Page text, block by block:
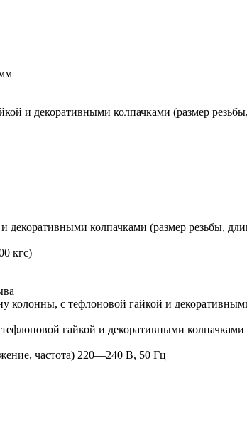
и декоративными колпачками (размер
декоративными колпачками (размер резьбы,
кгс)
колонны, с тефлоновой гайкой и
гайкой и декоративными
частота) 220—240 В, 50 Гц